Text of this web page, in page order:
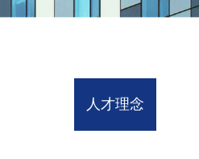
人才理念